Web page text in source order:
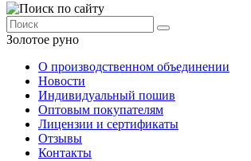
Золотое руно
О производственном объединении
Новости
Индивидуальный пошив
Оптовым покупателям
Лицензии и сертификаты
Отзывы
Контакты